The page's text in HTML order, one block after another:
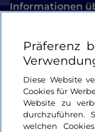
Informationen
Nützliche Links
Login
Bleiben wir in
Präferenz
Diese Website
Cookies für
Website zu
durchzuführen.
welchen